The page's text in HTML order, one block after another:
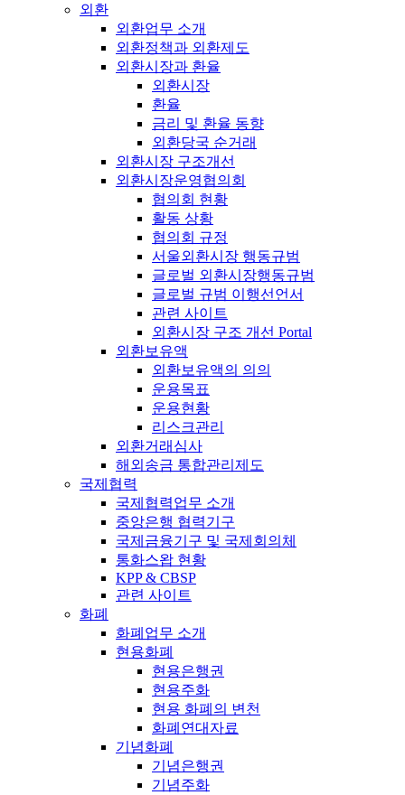
외환
외환업무 소개
외환정책과 외환제도
외환시장과 환율
외환시장
환율
금리 및 환율 동향
외환당국 순거래
외환시장 구조개선
외환시장운영협의회
협의회 현황
활동 상황
협의회 규정
서울외환시장 행동규범
글로벌 외환시장행동규범
글로벌 규범 이행선언서
관련 사이트
외환시장 구조 개선 Portal
외환보유액
외환보유액의 의의
운용목표
운용현황
리스크관리
외환거래심사
해외송금 통합관리제도
국제협력
국제협력업무 소개
중앙은행 협력기구
국제금융기구 및 국제회의체
통화스왑 현황
KPP & CBSP
관련 사이트
화폐
화폐업무 소개
현용화폐
현용은행권
현용주화
현용 화폐의 변천
화폐연대자료
기념화폐
기념은행권
기념주화